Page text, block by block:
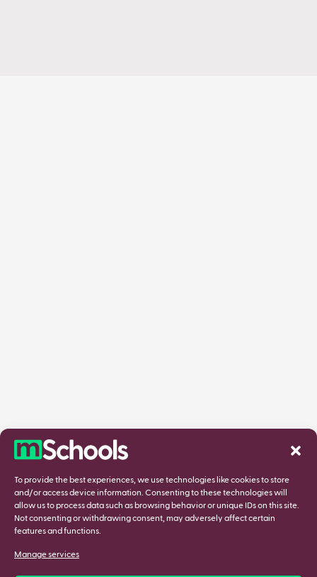
To provide the best experiences, we use technologies like cookies to store
and/or access device information. Consenting to these technologies will
allow us to process data such as browsing behavior or unique IDs on this site.
Not consenting or withdrawing consent, may adversely affect certain
features and functions.
Manage services